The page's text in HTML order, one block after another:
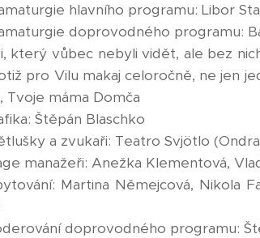
hlavního programu: Libor
doprovodného programu:
který vůbec nebyli vidět, ale bez
pro Vilu makaj celoročně, ne jen
Tvoje máma Domča
Štěpán Blaschko
a zvukaři: Teatro Svjötlo
manažeři: Anežka Klementová,
Martina Němejcová, Nikola
doprovodného programu: